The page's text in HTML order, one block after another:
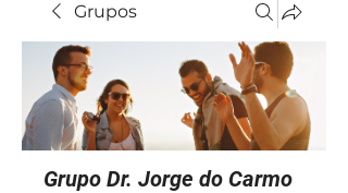
Grupos
Grupo Dr. Jorge do Carmo